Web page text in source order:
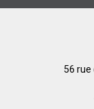
56 rue